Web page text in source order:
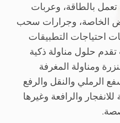
بالطاقة، وعربات
الخاصة، وجرارات سحب
احتياجات التطبيقات
حلول مناولة ذكية
ومناولة المغرفة
الرملي والنقل والرفع
والرافعة وغيرها